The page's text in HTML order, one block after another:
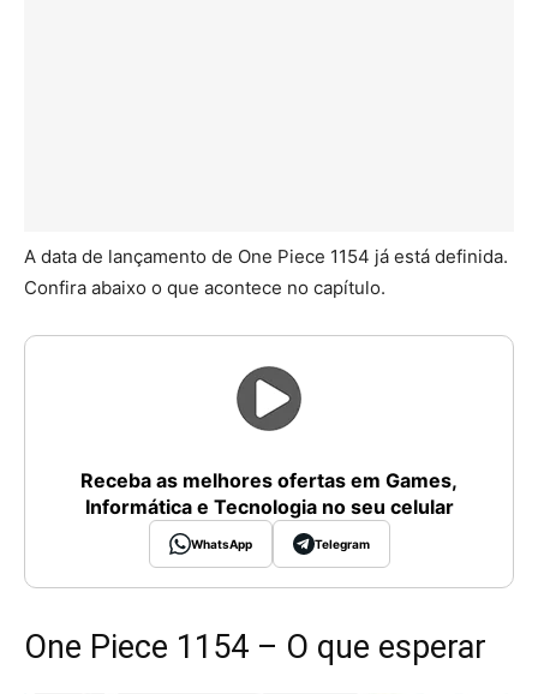
A data de lançamento de One Piece 1154 já está definida.
Confira abaixo o que acontece no capítulo.
Receba as melhores ofertas em Games,
Informática e Tecnologia no seu celular
WhatsApp Telegram
One Piece 1154 – O que esperar